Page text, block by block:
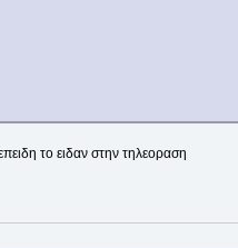
το ειδαν στην τηλεοραση